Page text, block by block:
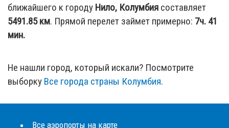
ближайшего к городу Нило, Колумбия составляет
5491.85км. Прямой перелет займет примерно: 7ч. 41
мин.
Не нашли город, который искали? Посмотрите
выборку Все города страны Колумбия.
Все аэропорты на карте